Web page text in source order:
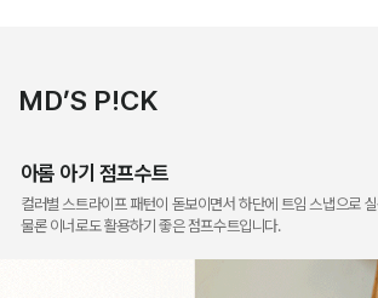
MD’S P!CK
아롬 아기 점프수트
컬러별 스트라이프 패턴이 돋보이면서 하단에 트임 스냅으로
물론 이너로도 활용하기 좋은 점프수트입니다.